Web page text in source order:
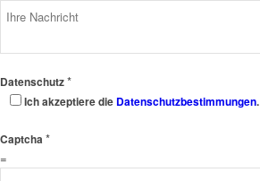
Datenschutz*
Ich akzeptiere die Datenschutzbestimmungen.
Captcha *
=